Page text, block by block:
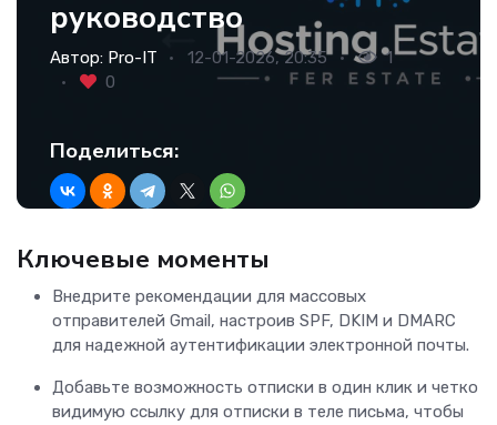
руководство
Автор: Pro-IT 12-01-2026, 20:35
1
0
Поделиться:
Ключевые моменты
Внедрите рекомендации для массовых
отправителей Gmail, настроив SPF, DKIM и DMARC
для надежной аутентификации электронной почты.
Добавьте возможность отписки в один клик и четко
видимую ссылку для отписки в теле письма, чтобы